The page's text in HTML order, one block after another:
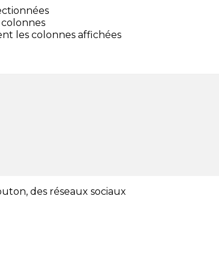
les colonnes affichées
des réseaux sociaux